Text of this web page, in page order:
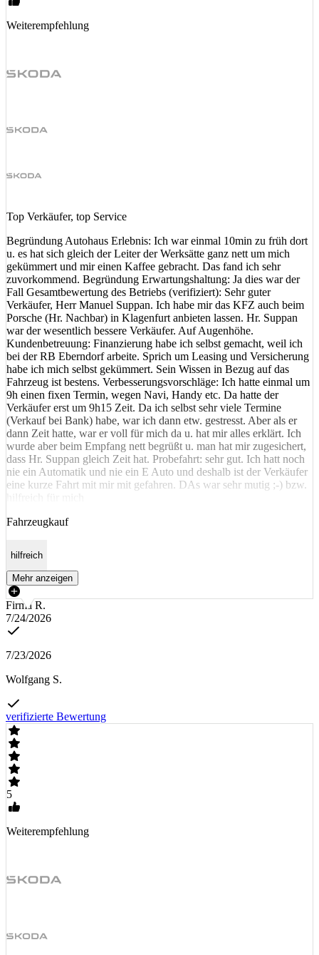
Weiterempfehlung
Top Verkäufer, top Service
Begründung Autohaus Erlebnis: Ich war einmal 10min zu früh dort
u. es hat sich gleich der Leiter der Werksätte ganz nett um mich
gekümmert und mir einen Kaffee gebracht. Das fand ich sehr
zuvorkommend. Begründung Erwartungshaltung: Ja dies war der
Fall Gesamtbewertung des Betriebs (verifiziert): Sehr guter
Verkäufer, Herr Manuel Suppan. Ich habe mir das KFZ auch beim
Porsche (Hr. Nachbar) in Klagenfurt anbieten lassen. Hr. Suppan
war der wesentlich bessere Verkäufer. Auf Augenhöhe.
Kundenbetreuung: Finanzierung habe ich selbst gemacht, weil ich
bei der RB Eberndorf arbeite. Sprich um Leasing und Versicherung
habe ich mich selbst gekümmert. Sein Wissen in Bezug auf das
Fahrzeug ist bestens. Verbesserungsvorschläge: Ich hatte einmal um
9h einen fixen Termin, wegen Navi, Handy etc. Da hatte der
Verkäufer erst um 9h15 Zeit. Da ich selbst sehr viele Termine
(Verkauf bei Bank) habe, war ich dann etw. gestresst. Aber als er
dann Zeit hatte, war er voll für mich da u. hat mir alles erklärt. Ich
wurde aber beim Empfang nett begrüßt u. man hat mir zugesichert,
dass Hr. Suppan gleich Zeit hat. Probefahrt: sehr gut. Ich hatt noch
nie ein Automatik und nie ein E Auto und deshalb ist der Verkäufer
eine kurze Fahrt mit mir mit gefahren. DAs war sehr mutig ;-) bzw.
Fahrzeugkauf
hilfreich
Mehr anzeigen
Firma R.
7/24/2026
7/23/2026
Wolfgang S.
verifizierte Bewertung
5
Weiterempfehlung